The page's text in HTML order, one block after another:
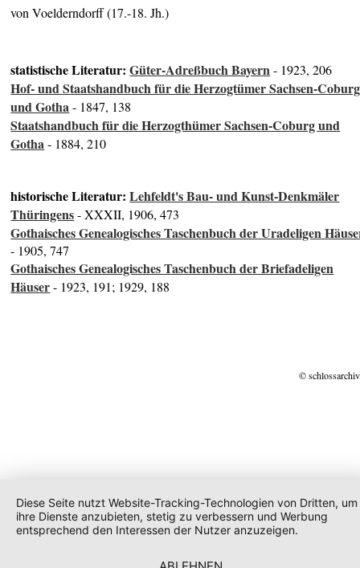
von Voelderndorff (17.-18. Jh.)
statistische Literatur:Güter-Adreßbuch Bayern- 1923, 206
Hof- und Staatshandbuch für die Herzogtümer Sachsen-Coburg
und Gotha- 1847, 138
Staatshandbuch für die Herzogthümer Sachsen-Coburg und
Gotha- 1884, 210
historische Literatur:Lehfeldt's Bau- und Kunst-Denkmäler
Thüringens- XXXII, 1906, 473
Gothaisches Genealogisches Taschenbuch der Uradeligen
- 1905, 747
Gothaisches Genealogisches Taschenbuch der Briefadeligen
Häuser- 1923, 191; 1929, 188
©
Diese Seite nutzt Website-Tracking-Technologien von Dritten, um
ihre Dienste anzubieten, stetig zu verbessern und Werbung
entsprechend den Interessen der Nutzer anzuzeigen.